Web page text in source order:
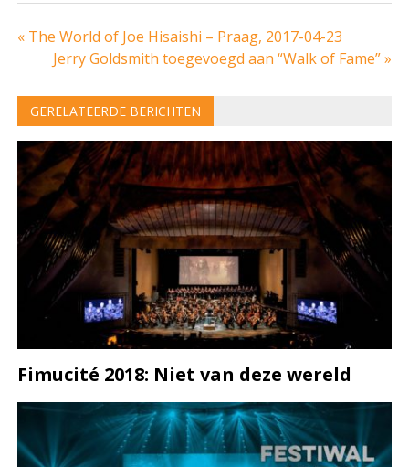
Bericht
navigatie
« The World of Joe Hisaishi – Praag, 2017-04-23
Jerry Goldsmith toegevoegd aan “Walk of Fame” »
GERELATEERDE BERICHTEN
Fimucité 2018: Niet van deze wereld